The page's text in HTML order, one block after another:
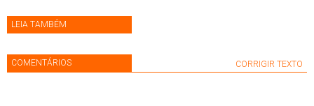
LEIA TAMBÉM
COMENTÁRIOS CORRIGIR TEXTO